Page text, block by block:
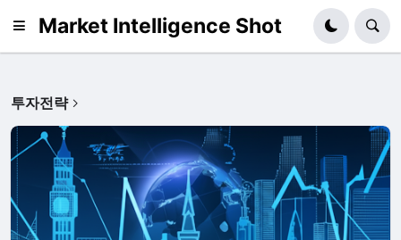
Market Intelligence Shot
투자전략